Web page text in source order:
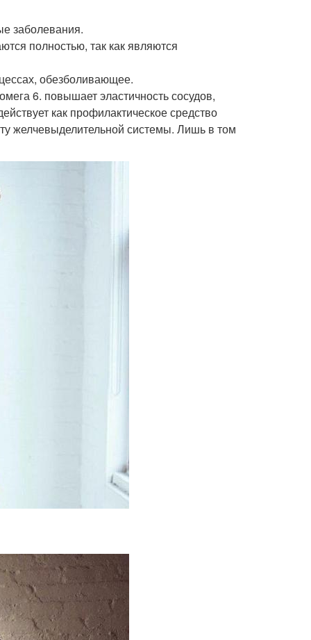
заболевания.
полностью, так как являются
обезболивающее.
6. повышает эластичность сосудов,
как профилактическое средство
желчевыделительной системы. Лишь в том